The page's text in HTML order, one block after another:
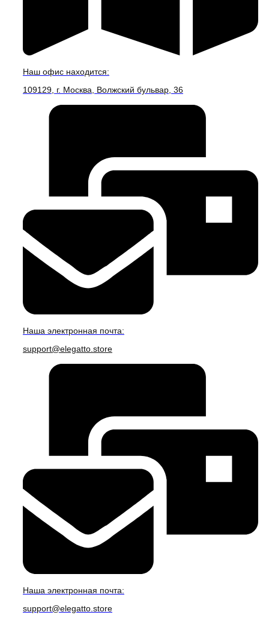
Наш офис находится:
109129, г. Москва, Волжский бульвар, 36
Наша электронная почта:
support@elegatto.store
Наша электронная почта:
support@elegatto.store